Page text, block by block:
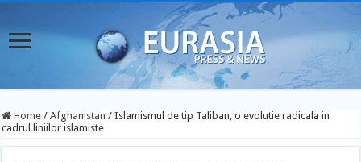
Home / Afghanistan / Islamismul de tip Taliban, o evolutie radicala in
cadrul liniilor islamiste